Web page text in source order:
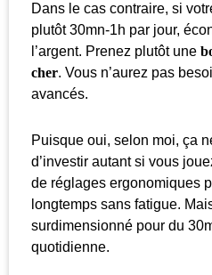
Dans le cas contraire, si
plutôt 30mn-1h par jour,
l’argent. Prenez plutôt une
cher. Vous n’aurez pas
avancés.
Puisque oui, selon moi, ça
d’investir autant si vous
de réglages ergonomiques
longtemps sans fatigue.
surdimensionné pour du
quotidienne.